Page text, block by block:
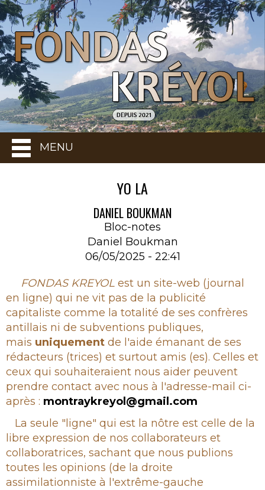
MENU
YO LA
DANIEL BOUKMAN
Bloc-notes
Daniel Boukman
06/05/2025 - 22:41
Rubrique
FONDAS KREYOL est un site-web (journal
en ligne) qui ne vit pas de la publicité
capitaliste comme la totalité de ses confrères
antillais ni de subventions publiques,
mais uniquement de l'aide émanant de ses
rédacteurs (trices) et surtout amis (es). Celles et
ceux qui souhaiteraient nous aider peuvent
prendre contact avec nous à l'adresse-mail ci-
après : montraykreyol@gmail.com
La seule "ligne" qui est la nôtre est celle de la
libre expression de nos collaborateurs et
collaboratrices, sachant que nous publions
toutes les opinions (de la droite
assimilationniste à l'extrême-gauche